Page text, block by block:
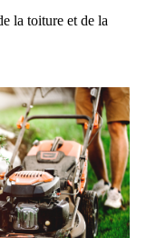
la toiture et de la